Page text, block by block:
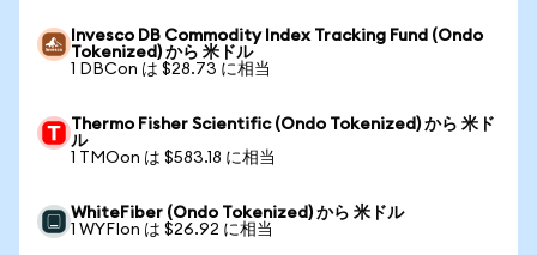
Invesco DB Commodity Index Tracking Fund (Ondo
Tokenized) から 米ドル
1 DBCon は $28.73 に相当
Thermo Fisher Scientific (Ondo Tokenized) から 米ド
ル
1 TMOon は $583.18 に相当
WhiteFiber (Ondo Tokenized) から 米ドル
1 WYFIon は $26.92 に相当